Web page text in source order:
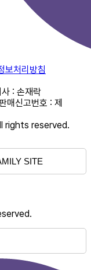
보처리방침
: 손재락
신고번호 : 제
rights reserved.
SITE